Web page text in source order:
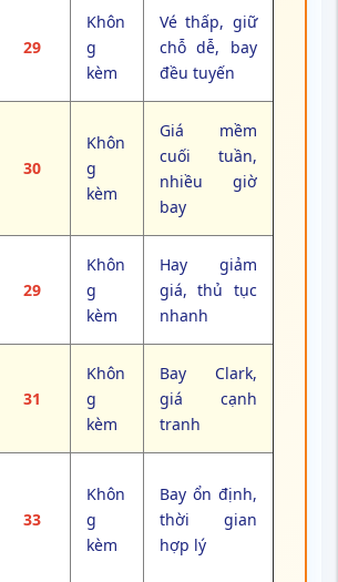
29
Khôn
g
kèm
Vé thấp, giữ
chỗ dễ, bay
đều tuyến
30
Khôn
g
kèm
Giá mềm
cuối tuần,
nhiều giờ
bay
29
Khôn
g
kèm
Hay giảm
giá, thủ tục
nhanh
31
Khôn
g
kèm
Bay Clark,
giá cạnh
tranh
33
Khôn
g
kèm
Bay ổn định,
thời gian
hợp lý